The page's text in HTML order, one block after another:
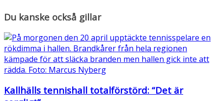
Du kanske också gillar
Kallhälls tennishall totalförstörd: “Det är